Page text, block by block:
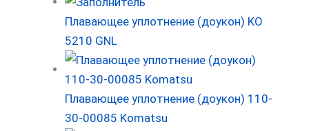
Плавающее уплотнение (доукон) KO
5210 GNL
Плавающее уплотнение (доукон) 110-
30-00085 Komatsu